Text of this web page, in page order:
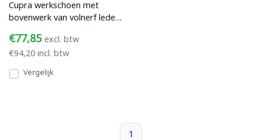
Cupra werkschoen met
bovenwerk van volnerf leder
slipbestendige loopzool en
comfortab
€77,85 excl. btw
€94,20 incl. btw
Vergelijk
1